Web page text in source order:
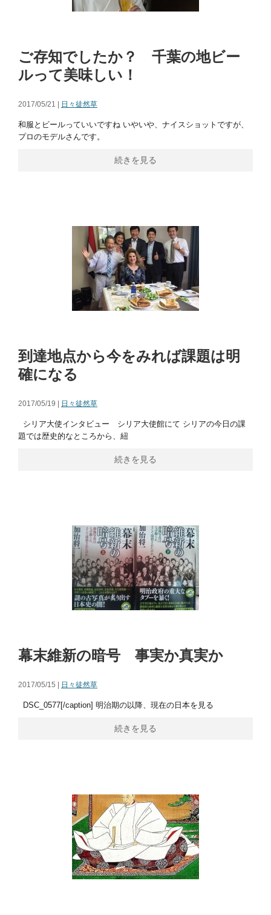
ご存知でしたか？ 千葉の地ビー
ルって美味しい！
2017/05/21 | 日々徒然草
和服とビールっていいですね いやいや、ナイスショットですが、
プロのモデルさんです。
続きを見る
到達地点から今をみれば課題は明
確になる
2017/05/19 | 日々徒然草
シリア大使インタビュー シリア大使館にて シリアの今日の課
題では歴史的なところから、紐
続きを見る
幕末維新の暗号 事実か真実か
2017/05/15 | 日々徒然草
DSC_0577[/caption] 明治期の以降、現在の日本を見る
続きを見る